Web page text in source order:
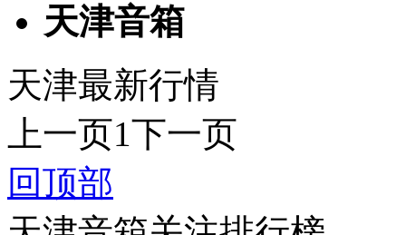
天津音箱
天津最新行情
上一页1下一页
回顶部